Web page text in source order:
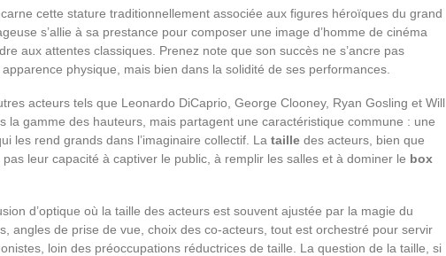
cette stature traditionnellement associée aux figures héroïques du grand
s’allie à sa prestance pour composer une image d’homme de cinéma
aux attentes classiques. Prenez note que son succès ne s’ancre pas
physique, mais bien dans la solidité de ses performances.
acteurs tels que Leonardo DiCaprio, George Clooney, Ryan Gosling et Will
la gamme des hauteurs, mais partagent une caractéristique commune : une
les rend grands dans l’imaginaire collectif. La taille des acteurs, bien que
leur capacité à captiver le public, à remplir les salles et à dominer le box
d’optique où la taille des acteurs est souvent ajustée par la magie du
angles de prise de vue, choix des co-acteurs, tout est orchestré pour servir
loin des préoccupations réductrices de taille. La question de la taille, si